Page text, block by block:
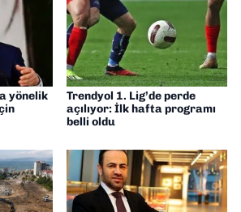
yönelik
Trendyol 1. Lig’de perde
açılıyor: İlk hafta programı
belli oldu